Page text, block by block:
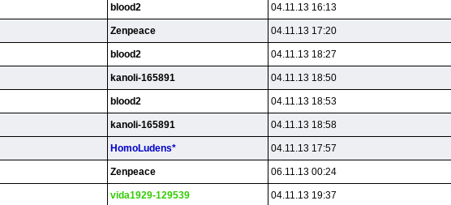
blood2 04.11.13 16:13
Zenpeace 04.11.13 17:20
blood2 04.11.13 18:27
kanoli-165891 04.11.13 18:50
blood2 04.11.13 18:53
kanoli-165891 04.11.13 18:58
HomoLudens* 04.11.13 17:57
Zenpeace 06.11.13 00:24
vida1929-129539 04.11.13 19:37